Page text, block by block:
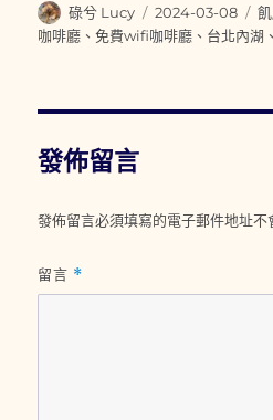
作
者
碌兮 Lucy
發
佈
2024-03-08
分
類
咖啡廳 、免費wifi咖啡廳 、 台北內湖
發佈留言
發佈留言必須填寫的電子郵件地址不
留言 *